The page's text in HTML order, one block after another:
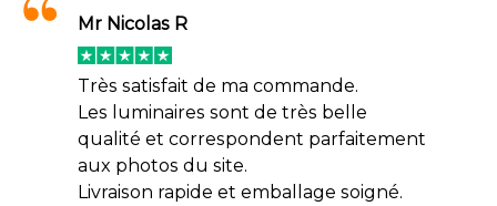
Mr Nicolas R
Très satisfait de ma commande.
Les luminaires sont de très belle
qualité et correspondent parfaitement
aux photos du site.
Livraison rapide et emballage soigné.